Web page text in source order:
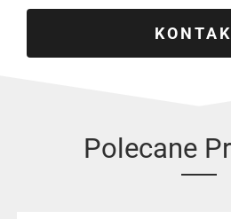
Polecane